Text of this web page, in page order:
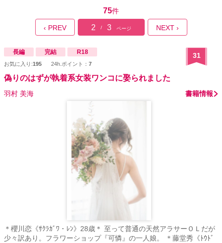
75件
‹ PREV 2 / 3 ページ NEXT ›
長編 完結 R18
お気に入り:195 24h.ポイント： 7
31
偽りのはずが執着系女装ワンコに娶られました
羽村 美海 書籍情報
＊櫻川恋《ｻｸﾗｶﾞﾜ・ﾚﾝ》28歳＊ 至って普通の天然アラサーＯＬだが
少々訳あり。フラワーショップ『可憐』の一人娘。 ＊藤堂秀《ﾄｳﾄﾞ